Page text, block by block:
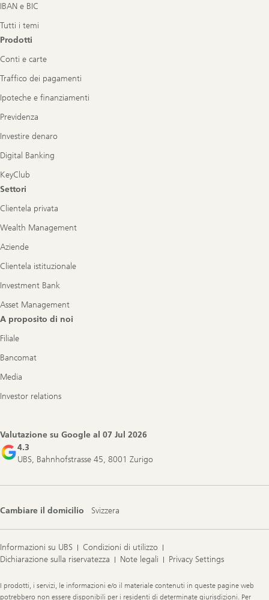
IBAN e BIC
Tutti i temi
Prodotti
Conti e carte
Traffico dei pagamenti
Ipoteche e finanziamenti
Previdenza
Investire denaro
Digital Banking
KeyClub
Settori
Clientela privata
Wealth Management
Aziende
Clientela istituzionale
Investment Bank
Asset Management
A proposito di noi
Filiale
Bancomat
Media
Investor relations
Valutazione su Google al 07 Jul 2026
4.3
UBS, Bahnhofstrasse 45, 8001 Zurigo
Cambiare il domicilio Svizzera
Informazioni su UBS
Condizioni di utilizzo
Dichiarazione sulla riservatezza
Note legali Privacy Settings
Legal
Information
I prodotti, i servizi, le informazioni e/o il materiale contenuti in queste pagine web
potrebbero non essere disponibili per i residenti di determinate giurisdizioni. Per